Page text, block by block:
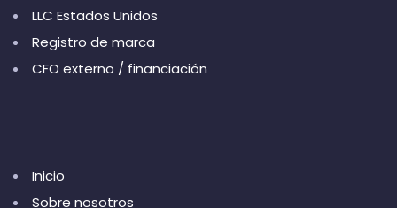
LLC Estados Unidos
Registro de marca
CFO externo / financiación
Inicio
Sobre nosotros